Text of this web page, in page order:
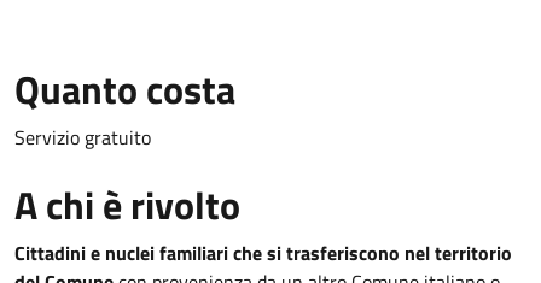
Quanto costa
Servizio gratuito
A chi è rivolto
Cittadini e nuclei familiari che si trasferiscono nel territorio